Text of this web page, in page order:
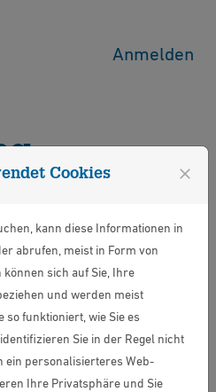
Anmelden
-
Vereine
Cookies close
kann diese Informationen in
abrufen, meist in Form von
können sich auf Sie, Ihre
und werden meist
so funktioniert, wie Sie es
Sie in der Regel nicht
ein personalisierteres Web-
Ihre Privatsphäre und Sie